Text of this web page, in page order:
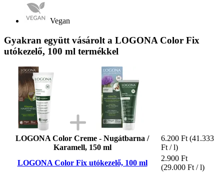
Vegan
Gyakran együtt vásárolt a LOGONA Color Fix
utókezelő, 100 ml termékkel
LOGONA Color Creme - Nugátbarna /
Karamell, 150 ml
6.200 Ft (41.333
Ft / l)
LOGONA Color Fix utókezelő, 100 ml
2.900 Ft
(29.000 Ft / l)